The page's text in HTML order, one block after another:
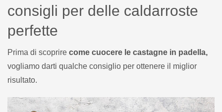
consigli per delle caldarroste
perfette
Prima di scoprire come cuocere le castagne in padella,
vogliamo darti qualche consiglio per ottenere il miglior
risultato.